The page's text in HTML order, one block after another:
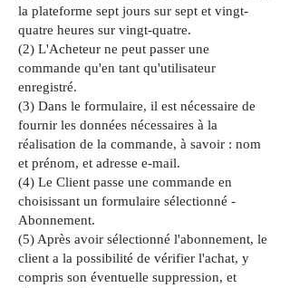
la plateforme sept jours sur sept et vingt-
quatre heures sur vingt-quatre.
(2) L'Acheteur ne peut passer une
commande qu'en tant qu'utilisateur
enregistré.
(3) Dans le formulaire, il est nécessaire de
fournir les données nécessaires à la
réalisation de la commande, à savoir : nom
et prénom, et adresse e-mail.
(4) Le Client passe une commande en
choisissant un formulaire sélectionné -
Abonnement.
(5) Après avoir sélectionné l'abonnement, le
client a la possibilité de vérifier l'achat, y
compris son éventuelle suppression, et